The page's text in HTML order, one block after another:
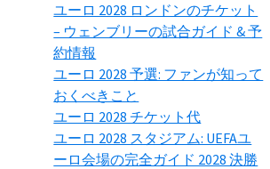
ユーロ 2028 ロンドンのチケット
– ウェンブリーの試合ガイド & 予
約情報
ユーロ 2028 予選: ファンが知って
おくべきこと
ユーロ 2028 チケット代
ユーロ 2028 スタジアム: UEFAユ
ーロ会場の完全ガイド 2028 決勝